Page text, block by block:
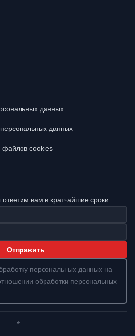
данных
данных
файлов cookies
вам в кратчайшие сроки
Отправить
персональных данных на
обработки персональных
*